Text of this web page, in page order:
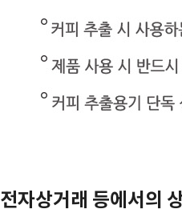
전자상거래 등에서의